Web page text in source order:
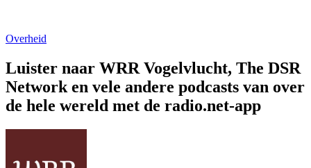
Overheid
Luister naar WRR Vogelvlucht, The DSR
Network en vele andere podcasts van over
de hele wereld met de radio.net-app